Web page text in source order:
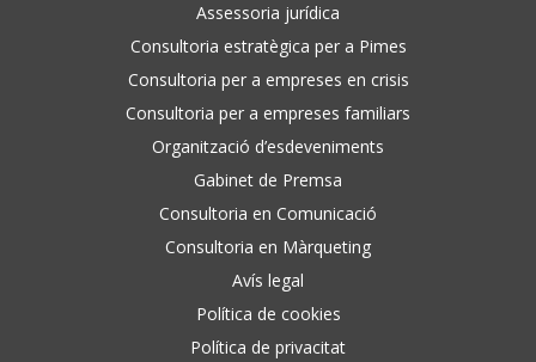
Assessoria jurídica
Consultoria estratègica per a Pimes
Consultoria per a empreses en crisis
Consultoria per a empreses familiars
Organització d’esdeveniments
Gabinet de Premsa
Consultoria en Comunicació
Consultoria en Màrqueting
Avís legal
Política de cookies
Política de privacitat